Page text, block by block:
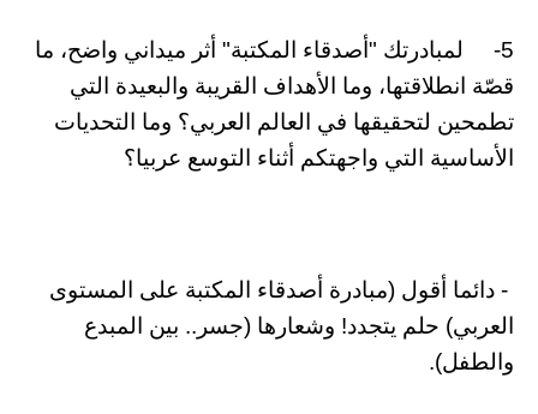
5- لمبادرتك "أصدقاء المكتبة" أثر ميداني واضح، ما
قصّة انطلاقتها، وما الأهداف القريبة والبعيدة التي
تطمحين لتحقيقها في العالم العربي؟ وما التحديات
الأساسية التي واجهتكم أثناء التوسع عربيا؟
- دائما أقول (مبادرة أصدقاء المكتبة على المستوى
العربي) حلم يتجدد! وشعارها (جسر.. بين المبدع
والطفل).